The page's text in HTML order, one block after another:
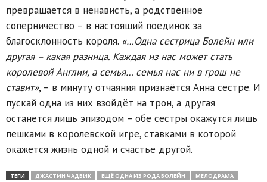
превращается в ненависть, а родственное
соперничество – в настоящий поединок за
благосклонность короля. «…Одна сестрица Болейн или
другая – какая разница. Каждая из нас может стать
королевой Англии, а семья… семья нас ни в грош не
ставит», – в минуту отчаяния признаётся Анна сестре. И
пускай одна из них взойдёт на трон, а другая
останется лишь эпизодом – обе сестры окажутся лишь
пешками в королевской игре, ставками в которой
окажется жизнь одной и счастье другой.
ТЕГИ ДЖАСТИН ЧАДВИК ЕЩЁ ОДНА ИЗ РОДА БОЛЕЙН
МЕЛОДРАМА